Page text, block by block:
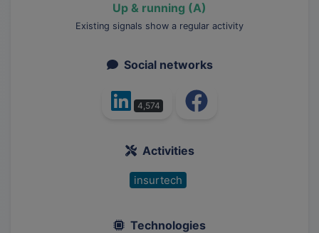
Up & running (A)
Existing signals show a regular activity
Social networks
4,574
Activities
insurtech
Technologies